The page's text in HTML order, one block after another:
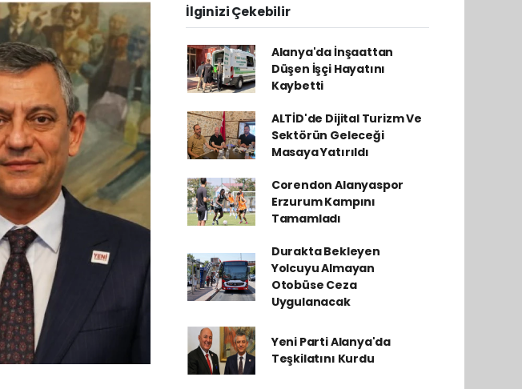
İlginizi Çekebilir
Alanya'da İnşaattan
Düşen İşçi Hayatını
Kaybetti
ALTİD'de Dijital Turizm Ve
Sektörün Geleceği
Masaya Yatırıldı
Corendon Alanyaspor
Erzurum Kampını
Tamamladı
Durakta Bekleyen
Yolcuyu Almayan
Otobüse Ceza
Uygulanacak
Yeni Parti Alanya'da
Teşkilatını Kurdu